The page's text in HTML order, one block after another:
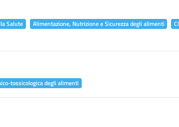
Salute Alimentazione, Nutrizione e Sicurezza degli alimenti
tossicologica degli alimenti